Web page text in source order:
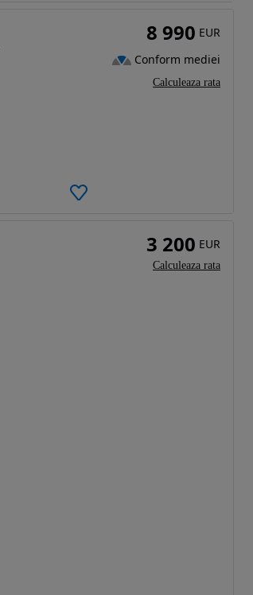
8 990 EUR
Conform mediei
Calculeaza rata
3 200 EUR
Calculeaza rata